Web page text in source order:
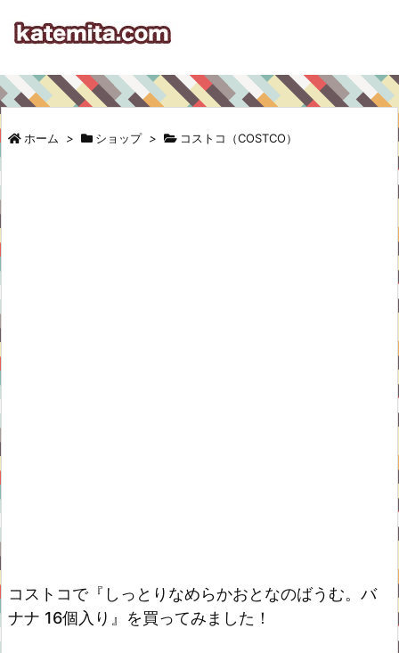
ホーム > ショップ > コストコ（COSTCO）
コストコで『しっとりなめらかおとなのばうむ。バ
ナナ 16個入り』を買ってみました！